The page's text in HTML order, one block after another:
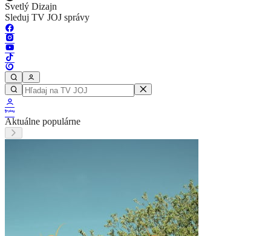
Svetlý Dizajn
Sleduj TV JOJ správy
Aktuálne populárne